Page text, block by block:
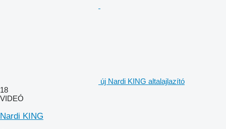
új Nardi KING altalajlazító
18
VIDEÓ
Nardi KING